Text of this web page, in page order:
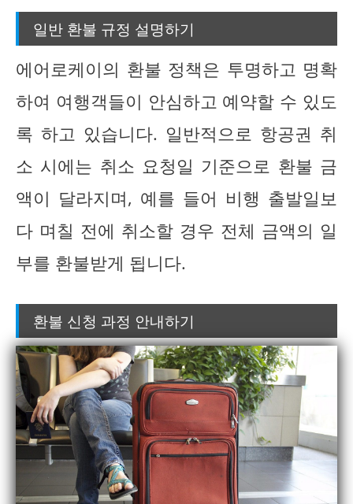
일반 환불 규정 설명하기
에어로케이의 환불 정책은 투명하고 명확
하여 여행객들이 안심하고 예약할 수 있도
록 하고 있습니다. 일반적으로 항공권 취
소 시에는 취소 요청일 기준으로 환불 금
액이 달라지며, 예를 들어 비행 출발일보
다 며칠 전에 취소할 경우 전체 금액의 일
부를 환불받게 됩니다.
환불 신청 과정 안내하기